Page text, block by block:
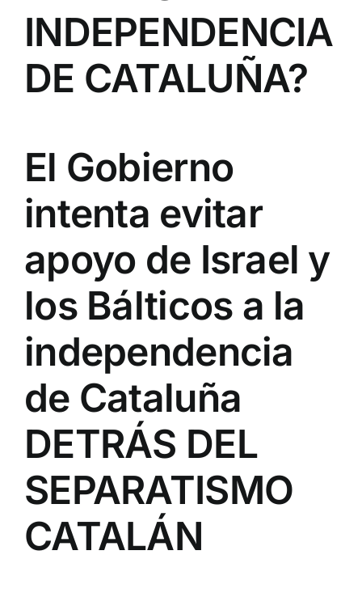
INDEPENDENCIA
DE CATALUÑA?
El Gobierno
intenta evitar
apoyo de Israel y
los Bálticos a la
independencia
de Cataluña
DETRÁS DEL
SEPARATISMO
CATALÁN